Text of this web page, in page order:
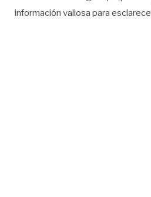
información valiosa para